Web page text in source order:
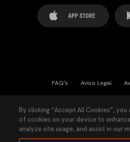
FAQ's Aviso Legal
Ley Transparencia
Accesibilidad
By clicking “Accept All Cookies”,
of cookies on your device to
analyze site usage, and assist in our